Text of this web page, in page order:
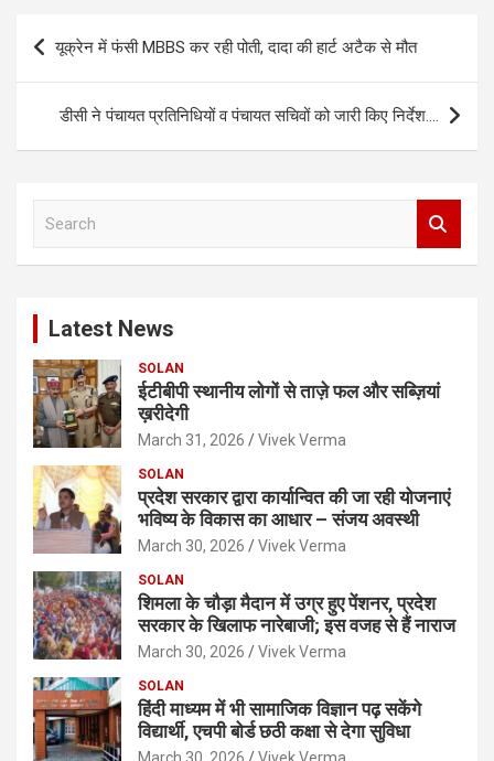
Post
navigation
यूक्रेन में फंसी MBBS कर रही पोती, दादा की हार्ट अटैक से मौत
डीसी ने पंचायत प्रतिनिधियों व पंचायत सचिवों को जारी किए निर्देश….
Latest News
SOLAN
ईटीबीपी स्थानीय लोगों से ताज़े फल और सब्ज़ियां
ख़रीदेगी
March 31, 2026 Vivek Verma
SOLAN
प्रदेश सरकार द्वारा कार्यान्वित की जा रही योजनाएं
भविष्य के विकास का आधार – संजय अवस्थी
March 30, 2026 Vivek Verma
SOLAN
शिमला के चौड़ा मैदान में उग्र हुए पेंशनर, प्रदेश
सरकार के खिलाफ नारेबाजी; इस वजह से हैं नाराज
March 30, 2026 Vivek Verma
SOLAN
हिंदी माध्यम में भी सामाजिक विज्ञान पढ़ सकेंगे
विद्यार्थी, एचपी बोर्ड छठी कक्षा से देगा सुविधा